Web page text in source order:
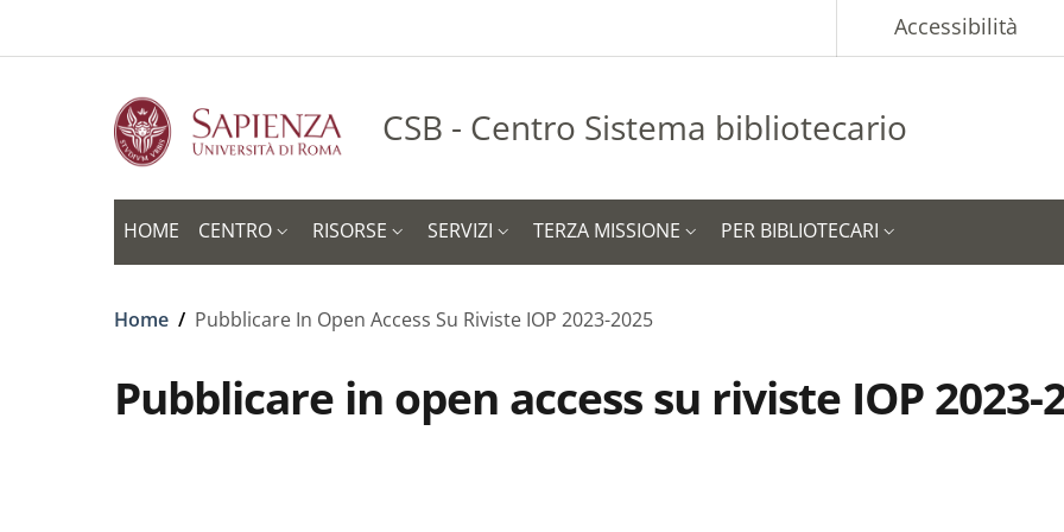
Accessibilità
CSB - Centro Sistema bibliotecario
HOME CENTRO RISORSE SERVIZI TERZA MISSIONE PER BIBLIOTECARI
Briciole di pane
Home / Pubblicare In Open Access Su Riviste IOP 2023-2025
Pubblicare in open access su riviste IOP 2023-